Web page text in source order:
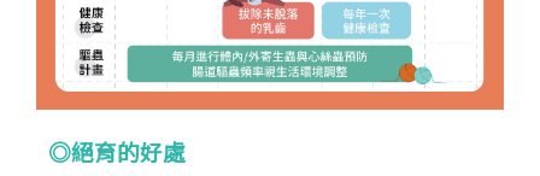
◎絕育的好處